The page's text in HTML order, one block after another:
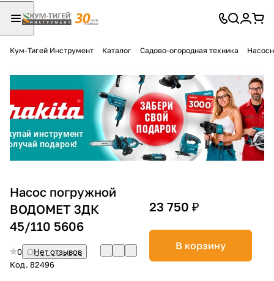
Кум-Тигей Инструмент Каталог Садово-огородная техника
Насос погружной
ВОДОМЕТ 3ДК
45/110 5606
0
Нет отзывов
Код. 82496
23 750 ₽
В корзину
Разбейте
оплатуна части
без переплат
График платежей
Сегодня